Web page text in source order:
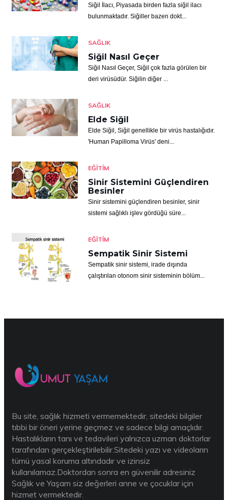
Siğil İlacı, Piyasada birden fazla siğil ilacı
bulunmaktadır. Siğiller bazen dokt...
SAĞLIK
Siğil Nasıl Geçer
Siğil Nasıl Geçer, Siğil çok fazla görülen bir
deri virüsüdür. Siğilin diğer ...
SAĞLIK
Elde Siğil
Elde Siğil, Siğil genellikle bir virüs hastalığıdır.
'Human Papilloma Virüs' deni...
EĞITIM
Sinir Sistemini Güçlendiren
Besinler
Sinir sistemini güçlendiren besinler, sinir
sistemi sağlıklı işlev gördüğü süre...
EĞITIM
Sempatik Sinir Sistemi
Sempatik sinir sistemi, irade dışında
çalıştırılan otonom sinir sisteminin bölüm...
Bu site, sağlık hizmeti vermemektedir, sitedeki bilgiler
tıbbi bir öneri yerine geçmez ve sadece bilgi amaçlıdır.
Hastalıkların tanı ve tedavileri yalnızca uzman doktorlar
tarafından gerçekleştirilebilir.Sitedeki yazı ve videoların
tümü yasal koruma altındadır ve izinsiz
kullanılamaz.Doktordan sonra en güvenilir adresiniz
Sağlık ve Yaşam siz değerleri anne ve çocuklar için
hizmet vermektedir.